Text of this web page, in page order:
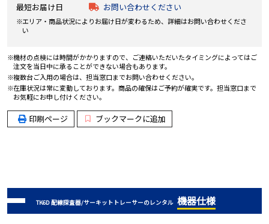
最短お届け日
お問い合わせください
エリア・商品状況によりお届け日が変わるため、詳細はお問い合わせくださ
い
機材の点検には時間がかかりますので、ご連絡いただいたタイミングによってはご
注文を当日中に承ることができない場合もあります。
複数台ご入用の場合は、担当窓口までお問い合わせください。
在庫状況は常に変動しております。商品の確保はご予約が確実です。担当窓口まで
お気軽にお申し付けください。
印刷ページ ブックマークに追加
TK6D 配線探査器/サーキットトレーサーのレンタル 機器仕様